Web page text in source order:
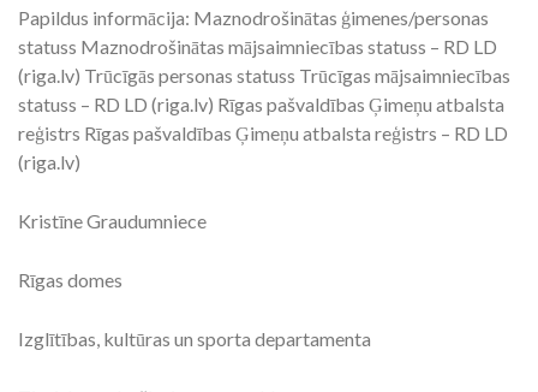
Papildus informācija: Maznodrošinātas ģimenes/personas
statuss Maznodrošinātas mājsaimniecības statuss – RD LD
(riga.lv) Trūcīgās personas statuss Trūcīgas mājsaimniecības
statuss – RD LD (riga.lv) Rīgas pašvaldības Ģimeņu atbalsta
reģistrs Rīgas pašvaldības Ģimeņu atbalsta reģistrs – RD LD
(riga.lv)
Kristīne Graudumniece
Rīgas domes
Izglītības, kultūras un sporta departamenta